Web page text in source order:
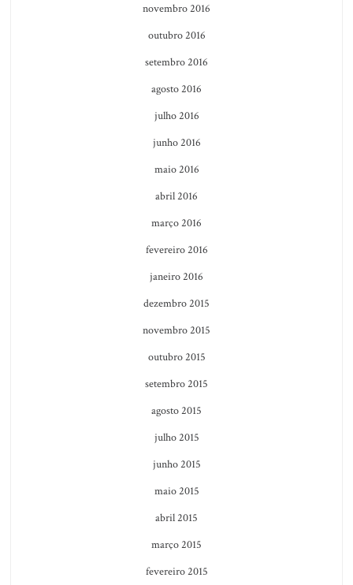
novembro 2016
outubro 2016
setembro 2016
agosto 2016
julho 2016
junho 2016
maio 2016
abril 2016
março 2016
fevereiro 2016
janeiro 2016
dezembro 2015
novembro 2015
outubro 2015
setembro 2015
agosto 2015
julho 2015
junho 2015
maio 2015
abril 2015
março 2015
fevereiro 2015